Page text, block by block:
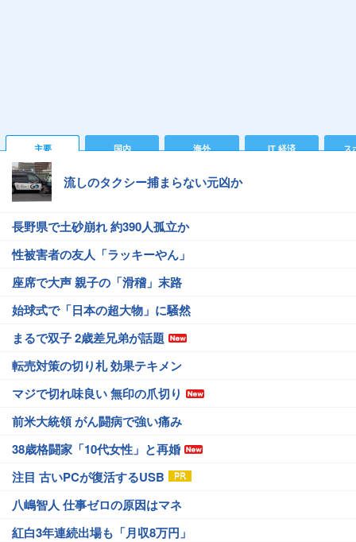
主要 国内 海外 IT 経済 ス
流しのタクシー捕まらない元凶か
長野県で土砂崩れ 約390人孤立か
性被害者の友人「ラッキーやん」
座席で大声 親子の「滑稽」末路
始球式で「日本の超大物」に騒然
まるで双子 2歳差兄弟が話題
転売対策の切り札 効果テキメン
マジで切れ味良い 無印の爪切り
前米大統領 がん闘病で強い痛み
38歳格闘家「10代女性」と再婚
注目 古いPCが復活するUSB
八嶋智人 仕事ゼロの原因はマネ
紅白3年連続出場も「月収8万円」